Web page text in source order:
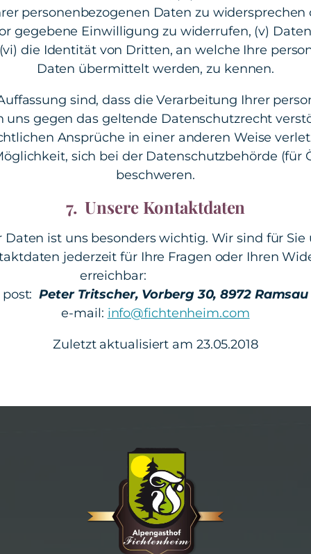
personenbezogenen Daten zu widersprechen
gegebene Einwilligung zu widerrufen, (v)
die Identität von Dritten, an welche Ihre
Daten übermittelt werden, zu kennen.
sind, dass die Verarbeitung Ihrer
uns gegen das geltende Datenschutzrecht
Ansprüche in einer anderen Weise
sich bei der Datenschutzbehörde (für
beschweren.
7. Unsere Kontaktdaten
Daten ist uns besonders wichtig. Wir sind für
jederzeit für Ihre Fragen oder Ihren
erreichbar:
post:Peter Tritscher, Vorberg 30, 8972 Ramsau
e-mail: info@fichtenheim.com
Zuletzt aktualisiert am 23.05.2018